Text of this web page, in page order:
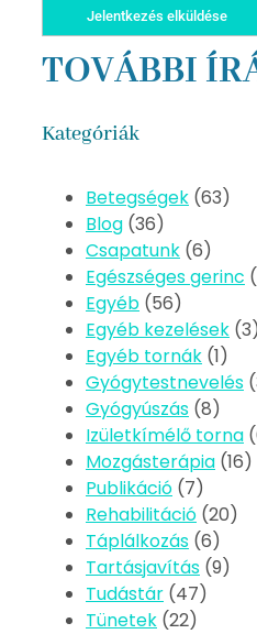
Jelentkezés elküldése
TOVÁBBI
Kategóriák
Betegségek (63)
Blog (36)
Csapatunk (6)
Egészséges gerinc
Egyéb (56)
Egyéb kezelések (3)
Egyéb tornák (1)
Gyógytestnevelés
Gyógyúszás (8)
Izületkímélő torna
Mozgásterápia (16)
Publikáció (7)
Rehabilitáció (20)
Táplálkozás (6)
Tartásjavítás (9)
Tudástár (47)
Tünetek (22)